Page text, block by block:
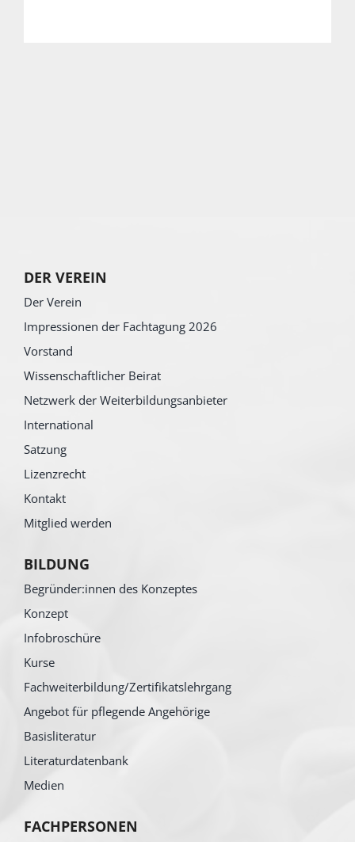
DER VEREIN
Der Verein
Impressionen der Fachtagung 2026
Vorstand
Wissenschaftlicher Beirat
Netzwerk der Weiterbildungsanbieter
International
Satzung
Lizenzrecht
Kontakt
Mitglied werden
BILDUNG
Begründer:innen des Konzeptes
Konzept
Infobroschüre
Kurse
Fachweiterbildung/Zertifikatslehrgang
Angebot für pflegende Angehörige
Basisliteratur
Literaturdatenbank
Medien
FACHPERSONEN